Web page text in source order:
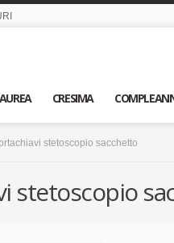
CRESIMA
stetoscopio sacchetto
stetoscopio